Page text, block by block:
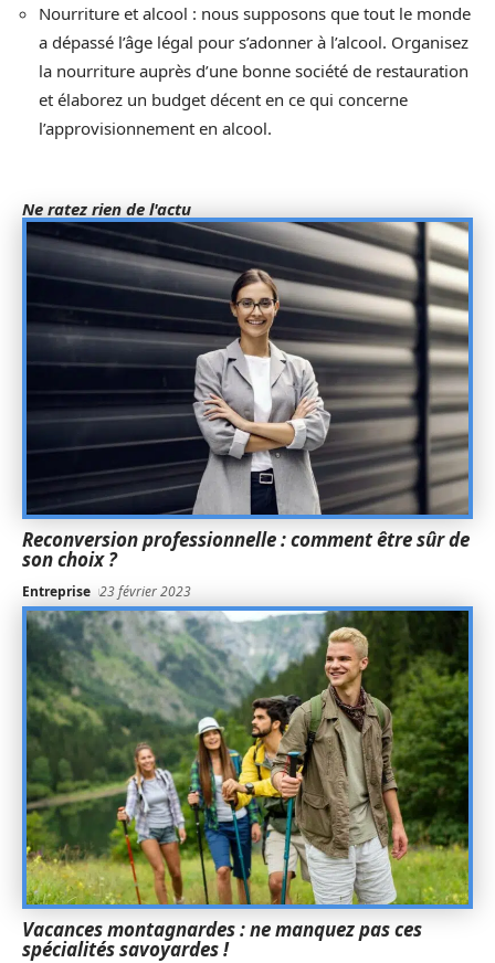
Nourriture et alcool : nous supposons que tout le monde
a dépassé l’âge légal pour s’adonner à l’alcool. Organisez
la nourriture auprès d’une bonne société de restauration
et élaborez un budget décent en ce qui concerne
l’approvisionnement en alcool.
Ne ratez rien de l'actu
Reconversion professionnelle : comment être sûr de
son choix ?
Entreprise 23 février 2023
Vacances montagnardes : ne manquez pas ces
spécialités savoyardes !